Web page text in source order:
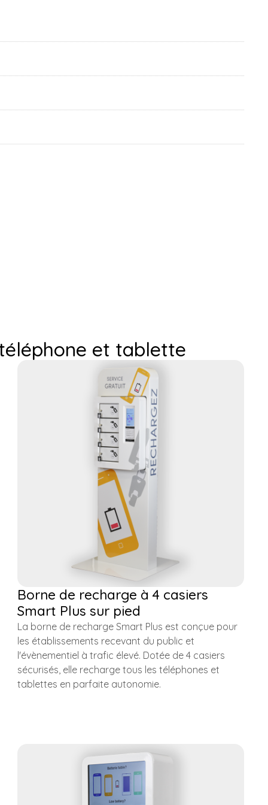
et tablette
Borne de recharge à 4 casiers
Smart Plus sur pied
La borne de recharge Smart Plus est conçue pour
les établissements recevant du public et
l'évènementiel à trafic élevé. Dotée de 4 casiers
sécurisés, elle recharge tous les téléphones et
tablettes en parfaite autonomie.